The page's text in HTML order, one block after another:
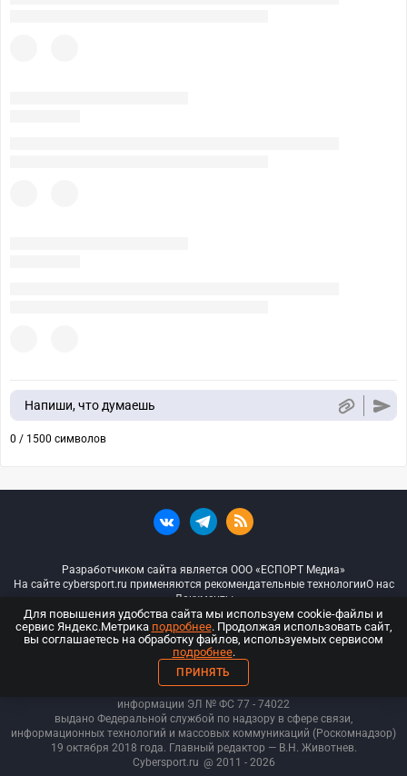
Напиши, что думаешь
0 / 1500 символов
Разработчиком сайта является ООО «ЕСПОРТ Медиа»
На сайте cybersport.ru применяются рекомендательные технологииО нас
Документы
© ООО «Киберспорт.ру» — Все права защищены
18+
ООО «Киберспорт.ру». Свидетельство о регистрации средств массовой
информации ЭЛ № ФС 77 - 74022
выдано Федеральной службой по надзору в сфере связи,
информационных технологий и массовых коммуникаций (Роскомнадзор)
19 октября 2018 года. Главный редактор — В.Н. Животнев.
Cybersport.ru @ 2011 - 2026
Для повышения удобства сайта мы используем cookie-файлы и
сервис Яндекс.Метрика подробнее. Продолжая использовать сайт,
вы соглашаетесь на обработку файлов, используемых сервисом
подробнее.
ПРИНЯТЬ